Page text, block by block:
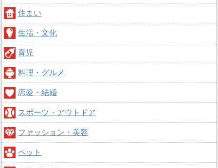
住まい
生活・文化
育児
料理・グルメ
恋愛・結婚
スポーツ・アウトドア
ファッション・美容
ペット